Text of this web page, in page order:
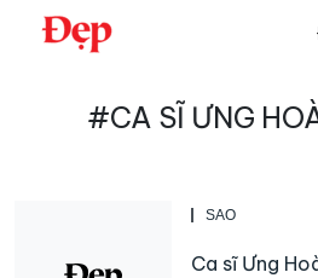
Chuyển
#CA SĨ ƯNG
SAO
Ca sĩ Ưng